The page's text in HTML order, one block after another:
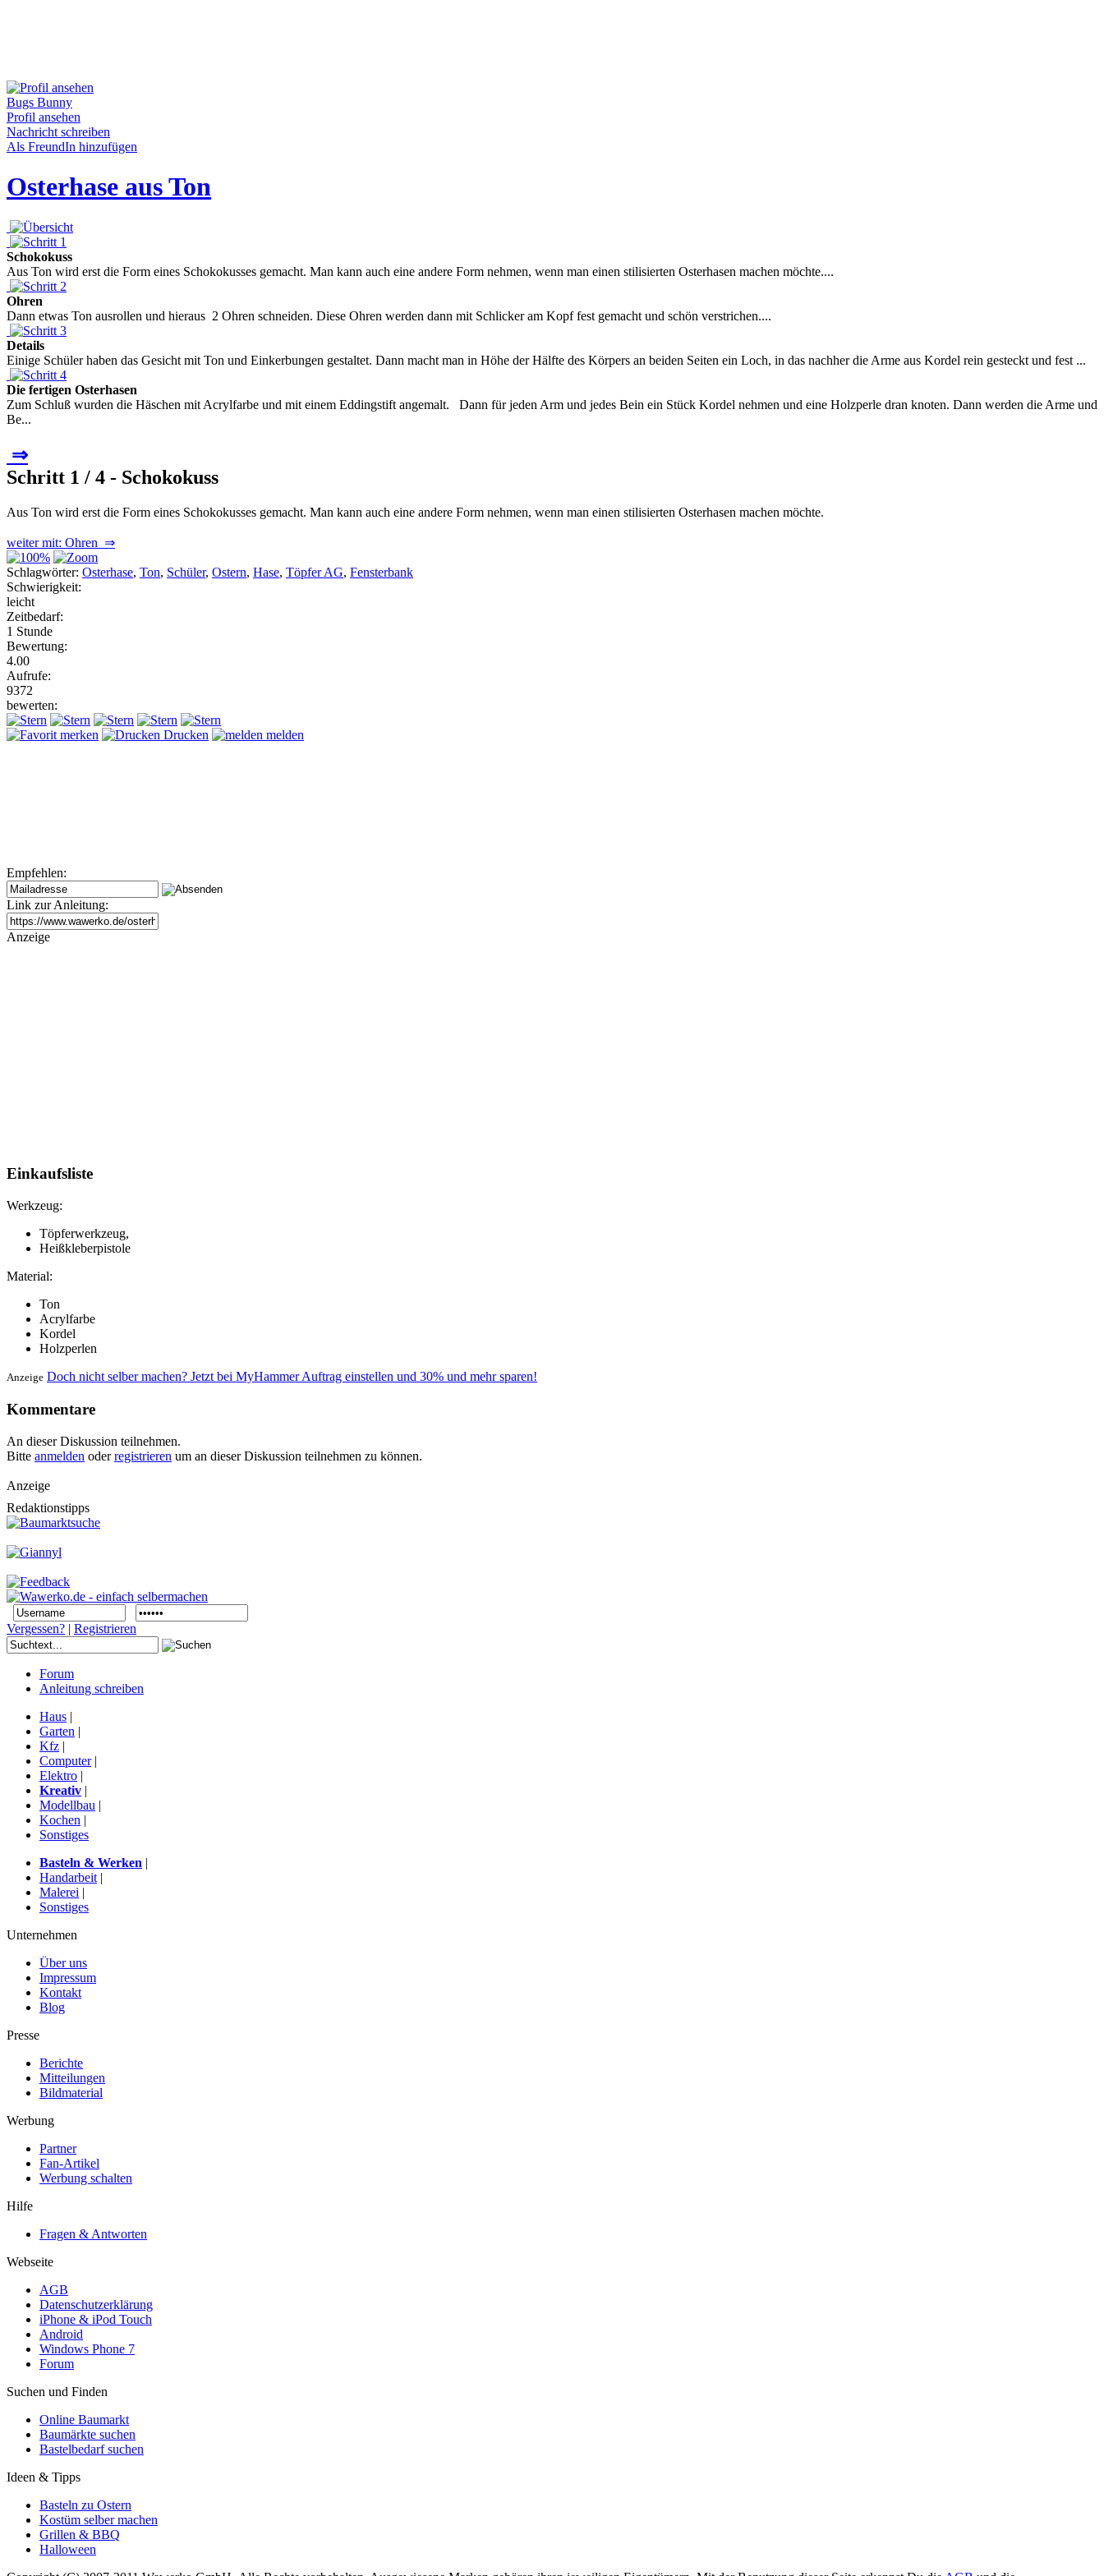
Bugs Bunny
Profil ansehen
Nachricht schreiben
Als FreundIn hinzufügen
Osterhase aus Ton
Schokokuss
Aus Ton wird erst die Form eines Schokokusses gemacht. Man kann auch eine andere Form nehmen, wenn man einen stilisierten Osterhasen machen möchte....
Ohren
Dann etwas Ton ausrollen und hieraus 2 Ohren schneiden. Diese Ohren werden dann mit Schlicker am Kopf fest gemacht und schön verstrichen....
Details
Einige Schüler haben das Gesicht mit Ton und Einkerbungen gestaltet. Dann macht man in Höhe der Hälfte des Körpers an beiden Seiten ein Loch, in das nachher die Arme aus Kordel rein gesteckt und fest ...
Die fertigen Osterhasen
Zum Schluß wurden die Häschen mit Acrylfarbe und mit einem Eddingstift angemalt. Dann für jeden Arm und jedes Bein ein Stück Kordel nehmen und eine Holzperle dran knoten. Dann werden die Arme und
Be...
⇒
Schritt 1 / 4 - Schokokuss
Aus Ton wird erst die Form eines Schokokusses gemacht. Man kann auch eine andere Form nehmen, wenn man einen stilisierten Osterhasen machen möchte.
weiter mit: Ohren ⇒
Schlagwörter: Osterhase, Ton, Schüler, Ostern, Hase, Töpfer AG, Fensterbank
Schwierigkeit:
leicht
Zeitbedarf:
1 Stunde
Bewertung:
4.00
Aufrufe:
9372
bewerten:
merken Drucken melden
Empfehlen:
Link zur Anleitung:
Anzeige
Einkaufsliste
Werkzeug:
Töpferwerkzeug,
Heißkleberpistole
Material:
Ton
Acrylfarbe
Kordel
Holzperlen
Anzeige Doch nicht selber machen? Jetzt bei MyHammer Auftrag einstellen und 30% und mehr sparen!
Kommentare
An dieser Diskussion teilnehmen.
Bitte anmelden oderregistrieren um an dieser Diskussion teilnehmen zu können.
Anzeige
Redaktionstipps
Vergessen? | Registrieren
Forum
Anleitung schreiben
Haus |
Garten |
Kfz |
Computer|
Elektro |
Kreativ |
Modellbau |
Kochen |
Sonstiges
Basteln & Werken |
Handarbeit |
Malerei |
Sonstiges
Unternehmen
Über uns
Impressum
Kontakt
Blog
Presse
Berichte
Mitteilungen
Bildmaterial
Werbung
Partner
Fan-Artikel
Werbung schalten
Hilfe
Fragen & Antworten
Webseite
AGB
Datenschutzerklärung
iPhone & iPod Touch
Android
Windows Phone 7
Forum
Suchen und Finden
Online Baumarkt
Baumärkte suchen
Bastelbedarf suchen
Ideen & Tipps
Basteln zu Ostern
Kostüm selber machen
Grillen & BBQ
Halloween